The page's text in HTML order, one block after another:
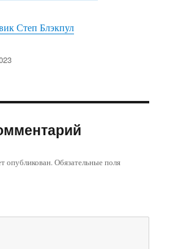
Степ Блэкпул
опубликован. Обязательные поля